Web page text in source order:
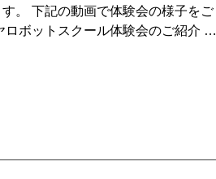
。 下記の動画で体験会の様子をご
ロボットスクール体験会のご紹介 AI